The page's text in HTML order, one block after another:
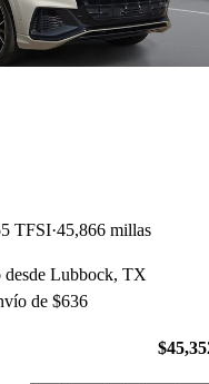
TFSI 45,866 millas
desde Lubbock, TX
de $636